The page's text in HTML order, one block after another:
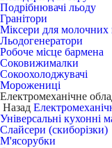
Подрібнювачі льоду
Гранітори
Міксери для молочних
Льодогенератори
Робоче місце бармена
Соковижималки
Сокоохолоджувачі
Морожениці
Електромеханічне
Назад
Універсальні кухонні
Слайсери (скиборізки)
М'ясорубки